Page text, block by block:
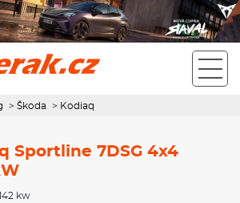
7DSG 4x4 2,0TDI /
> Škoda > Kodiaq
Sportline 7DSG 4x4
142 kw